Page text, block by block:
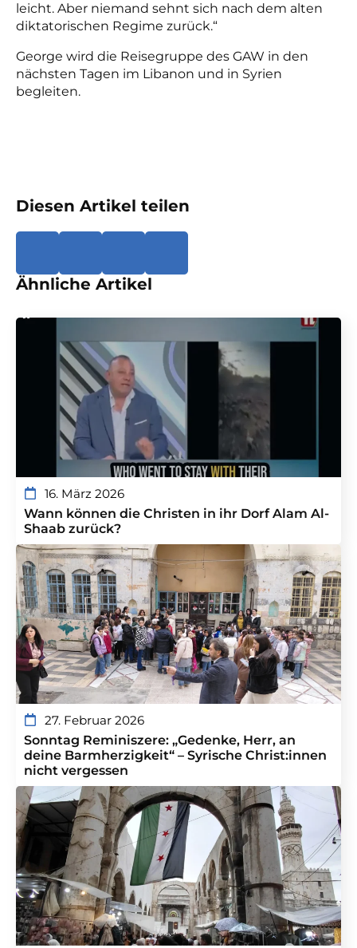
leicht. Aber niemand sehnt sich nach dem alten
diktatorischen Regime zurück.“
George wird die Reisegruppe des GAW in den
nächsten Tagen im Libanon und in Syrien
begleiten.
Diesen Artikel teilen
Ähnliche Artikel
16. März 2026
Wann können die Christen in ihr Dorf Alam Al-
Shaab zurück?
27. Februar 2026
Sonntag Reminiszere: „Gedenke, Herr, an
deine Barmherzigkeit“ – Syrische Christ:innen
nicht vergessen